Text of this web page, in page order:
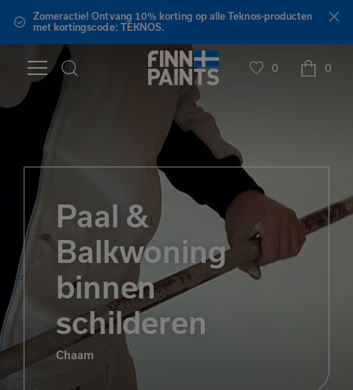
Zomeractie! Ontvang 10% korting op alle Teknos-producten
met kortingscode: TEKNOS.
0 0
Paal &
Balkwoning
binnen
schilderen
Chaam